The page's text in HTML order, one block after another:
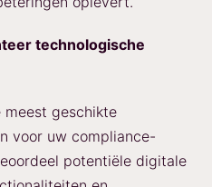
technologische
meest geschikte
voor uw compliance-
potentiële digitale